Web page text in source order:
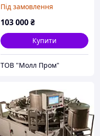
Під замовлення
103 000₴
Купити
ТОВ "Молл Пром"